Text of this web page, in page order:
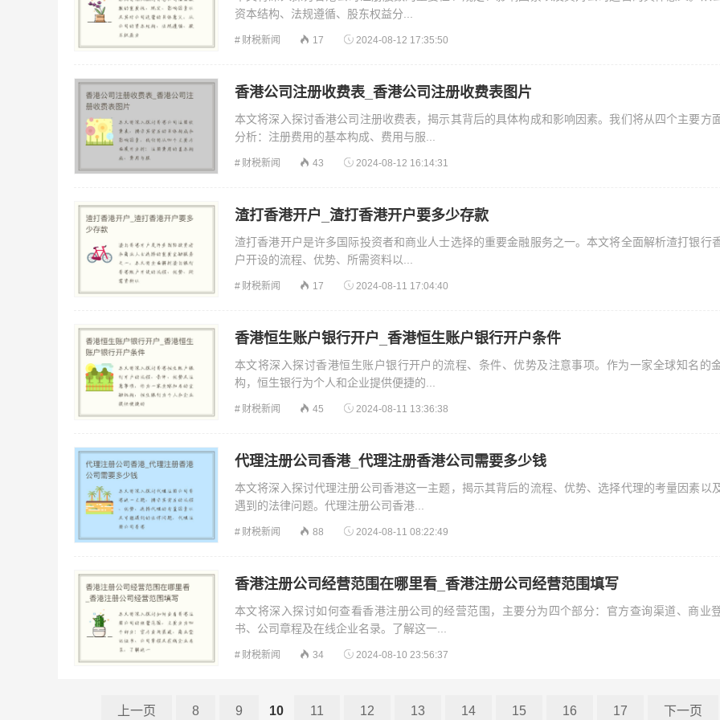
资本结构、法规遵循、股东权益分...
财税新闻 17 2024-08-12 17:35:50
香港公司注册收费表_香港公司注册收费表图片
本文将深入探讨香港公司注册收费表，揭示其背后的具体构成和影响因素。我们将从四个主要方
分析：注册费用的基本构成、费用与服...
财税新闻 43 2024-08-12 16:14:31
渣打香港开户_渣打香港开户要多少存款
渣打香港开户是许多国际投资者和商业人士选择的重要金融服务之一。本文将全面解析渣打银行
户开设的流程、优势、所需资料以...
财税新闻 17 2024-08-11 17:04:40
香港恒生账户银行开户_香港恒生账户银行开户条件
本文将深入探讨香港恒生账户银行开户的流程、条件、优势及注意事项。作为一家全球知名的
构，恒生银行为个人和企业提供便捷的...
财税新闻 45 2024-08-11 13:36:38
代理注册公司香港_代理注册香港公司需要多少钱
本文将深入探讨代理注册公司香港这一主题，揭示其背后的流程、优势、选择代理的考量因素以
遇到的法律问题。代理注册公司香港...
财税新闻 88 2024-08-11 08:22:49
香港注册公司经营范围在哪里看_香港注册公司经营范围填写
本文将深入探讨如何查看香港注册公司的经营范围，主要分为四个部分：官方查询渠道、商业
书、公司章程及在线企业名录。了解这一...
财税新闻 34 2024-08-10 23:56:37
上一页 8 9 10 11 12 13 14 15 16 17 下一页